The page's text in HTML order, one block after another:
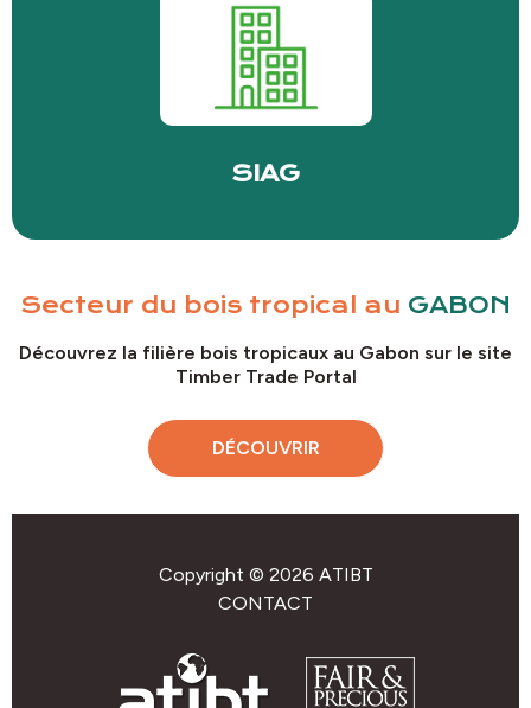
SIAG
Secteur du bois tropical au GABON
Découvrez la filière bois tropicaux au Gabon sur le site
Timber Trade Portal
DÉCOUVRIR
Copyright © 2026 ATIBT
CONTACT